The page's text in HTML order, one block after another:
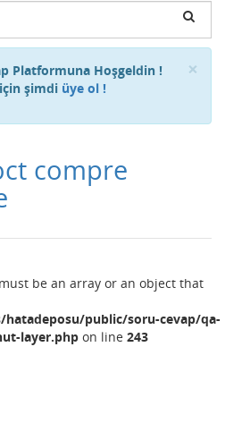
×
Platformuna Hoşgeldin !
şimdi üye ol !
compre
be an array or an object that
public/soru-cevap/qa-
layer.php on line 243